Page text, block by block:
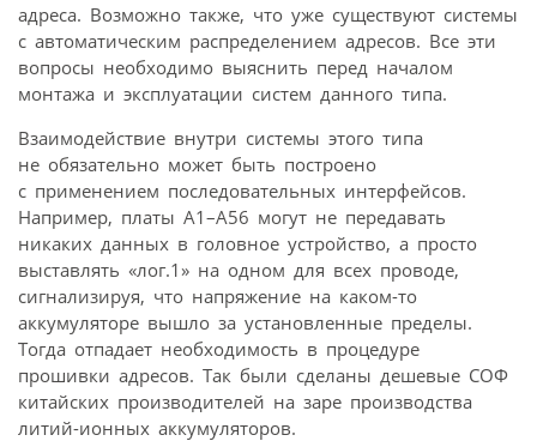
адреса. Возможно также, что уже существуют системы
с автоматическим распределением адресов. Все эти
вопросы необходимо выяснить перед началом
монтажа и эксплуатации систем данного типа.
Взаимодействие внутри системы этого типа
не обязательно может быть построено
с применением последовательных интерфейсов.
Например, платы A1–A56 могут не передавать
никаких данных в головное устройство, а просто
выставлять «лог.1» на одном для всех проводе,
сигнализируя, что напряжение на каком-то
аккумуляторе вышло за установленные пределы.
Тогда отпадает необходимость в процедуре
прошивки адресов. Так были сделаны дешевые СОФ
китайских производителей на заре производства
литий-ионных аккумуляторов.